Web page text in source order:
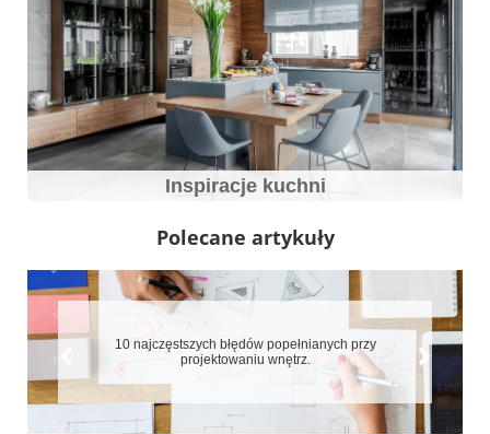
Inspiracje kuchni
Polecane artykuły
10 najczęstszych błędów popełnianych przy
projektowaniu wnętrz.